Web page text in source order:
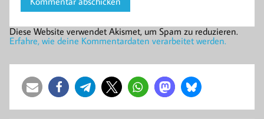
Diese Website verwendet Akismet, um Spam zu reduzieren.
Erfahre, wie deine Kommentardaten verarbeitet werden.